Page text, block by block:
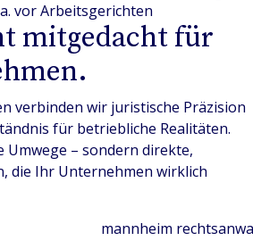
vor Arbeitsgerichten
mitgedacht für
verbinden wir juristische Präzision
für betriebliche Realitäten.
Umwege – sondern direkte,
die Ihr Unternehmen wirklich